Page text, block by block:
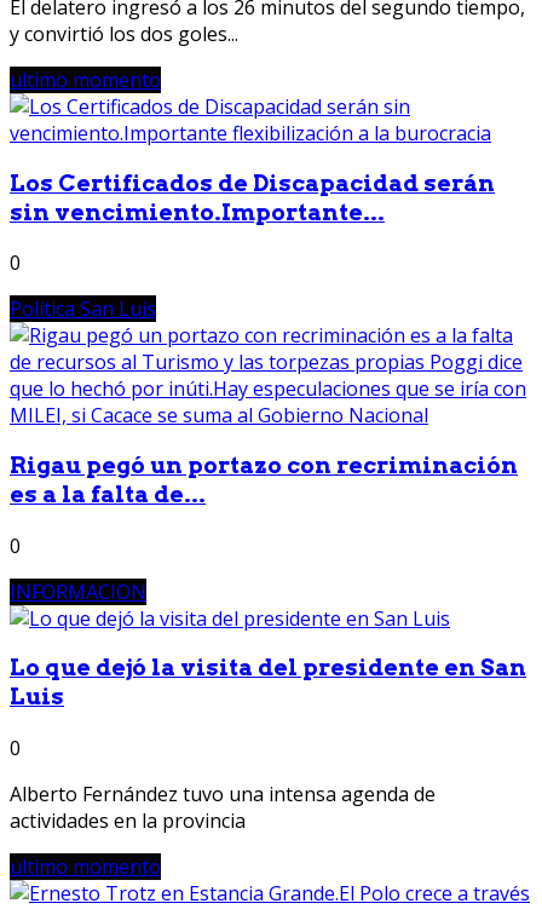
El delatero ingresó a los 26 minutos del segundo tiempo,
y convirtió los dos goles...
ultimo momento
Los Certificados de Discapacidad serán
sin vencimiento.Importante...
0
Política San Luis
Rigau pegó un portazo con recriminación
es a la falta de...
0
INFORMACION
Lo que dejó la visita del presidente en San
Luis
0
Alberto Fernández tuvo una intensa agenda de
actividades en la provincia
ultimo momento